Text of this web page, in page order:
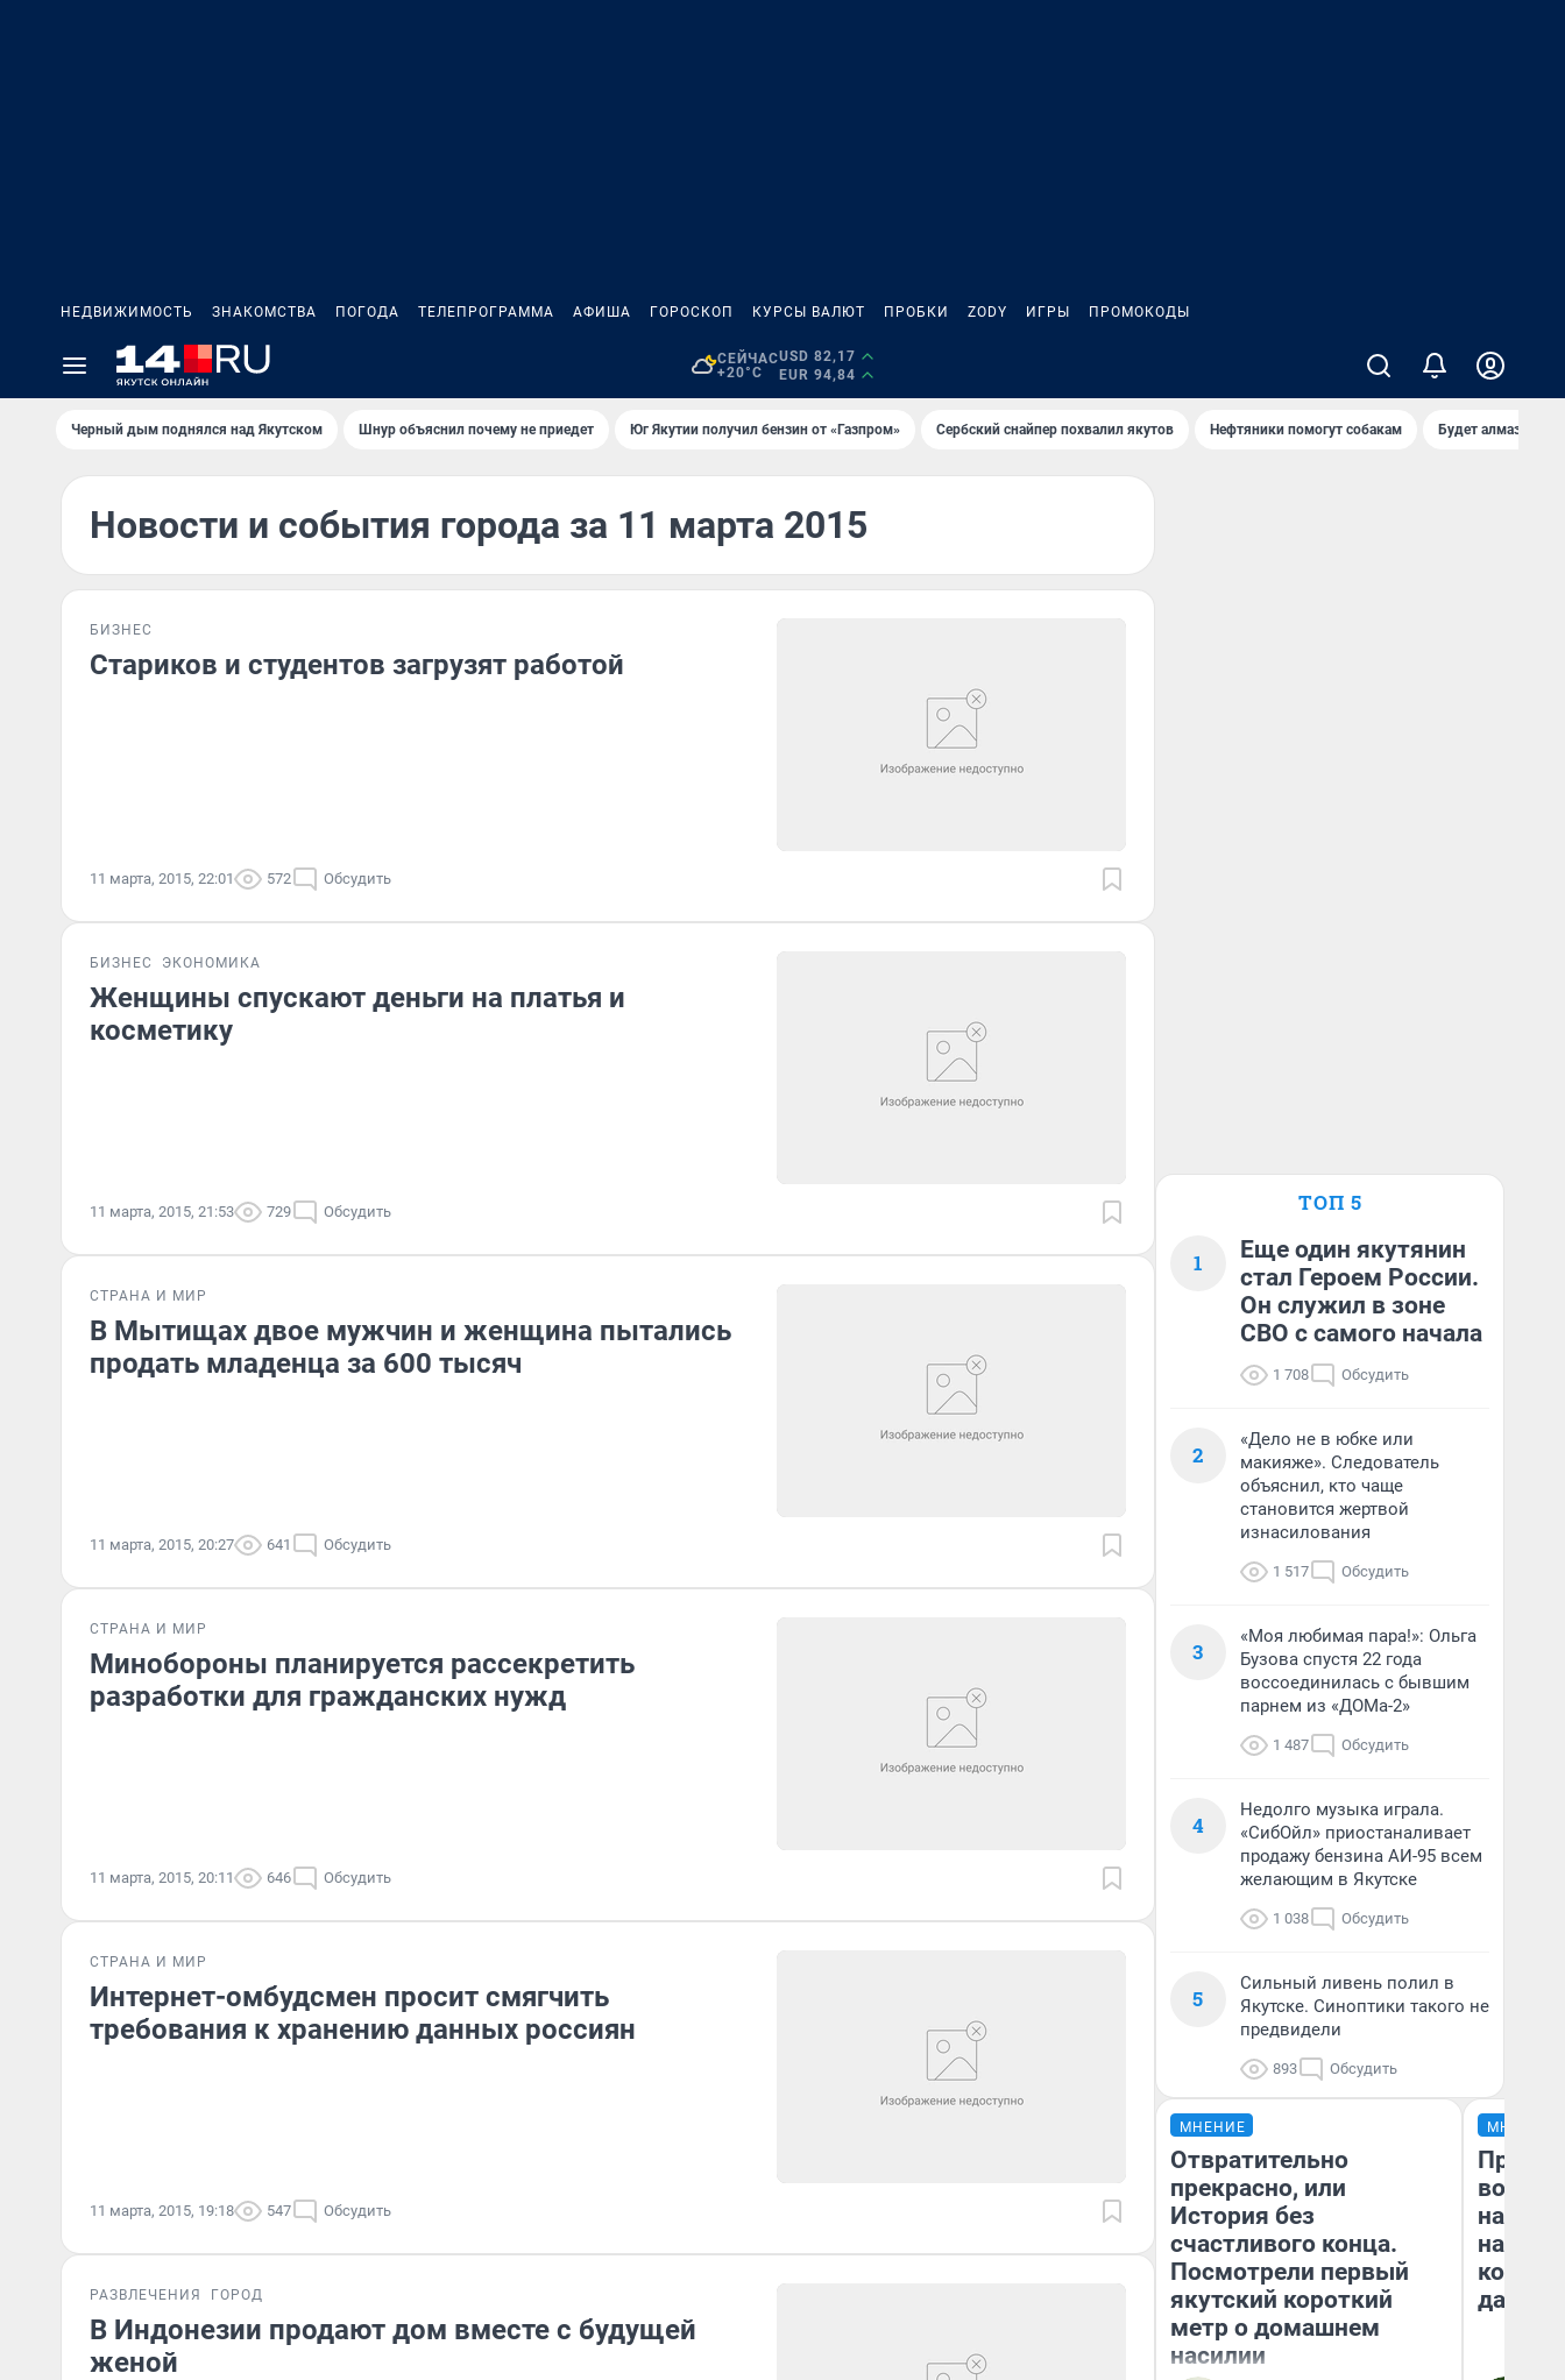
НЕДВИЖИМОСТЬ ЗНАКОМСТВА ПОГОДА ТЕЛЕПРОГРАММА АФИША ГОРОСКОП КУРСЫ ВАЛЮТ ПРОБКИ ZODY ИГРЫ ПРОМОКОДЫ
СЕЙЧАС
+20°C
USD 82,17
EUR 94,84
Черный дым поднялся над Якутском Шнур объяснил почему не приедет Юг Якутии получил бензин от «Газпром» Сербский снайпер похвалил якутов Нефтяники помогут собакам Будет алмазный
Новости и события города за 11 марта 2015
БИЗНЕС
Стариков и студентов загрузят работой
11 марта, 2015, 22:01 572 Обсудить
БИЗНЕС ЭКОНОМИКА
Женщины спускают деньги на платья и
косметику
11 марта, 2015, 21:53 729 Обсудить
СТРАНА И МИР
В Мытищах двое мужчин и женщина пытались
продать младенца за 600 тысяч
11 марта, 2015, 20:27 641 Обсудить
СТРАНА И МИР
Минобороны планируется рассекретить
разработки для гражданских нужд
11 марта, 2015, 20:11 646 Обсудить
СТРАНА И МИР
Интернет-омбудсмен просит смягчить
требования к хранению данных россиян
11 марта, 2015, 19:18 547 Обсудить
РАЗВЛЕЧЕНИЯ ГОРОД
В Индонезии продают дом вместе с будущей
женой
ТОП 5
1
Еще один якутянин
стал Героем России.
Он служил в зоне
СВО с самого начала
1 708 Обсудить
2
«Дело не в юбке или
макияже». Следователь
объяснил, кто чаще
становится жертвой
изнасилования
1 517 Обсудить
3
«Моя любимая пара!»: Ольга
Бузова спустя 22 года
воссоединилась с бывшим
парнем из «ДОМа-2»
1 487 Обсудить
4
Недолго музыка играла.
«СибОйл» приостаналивает
продажу бензина АИ-95 всем
желающим в Якутске
1 038 Обсудить
5
Сильный ливень полил в
Якутске. Синоптики такого не
предвидели
893 Обсудить
МНЕНИЕ
Отвратительно
прекрасно, или
История без
счастливого конца.
Посмотрели первый
якутский короткий
метр о домашнем
насилии
МНЕНИЕ
нам
даже